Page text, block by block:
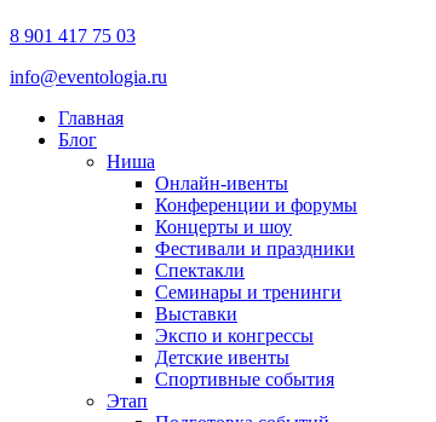
8 901 417 75 03
info@eventologia.ru
Главная
Блог
Ниша
Онлайн-ивенты
Конференции и форумы
Концерты и шоу
Фестивали и праздники
Спектакли
Семинары и тренинги
Выставки
Экспо и конгрессы
Детские ивенты
Спортивные события
Этап